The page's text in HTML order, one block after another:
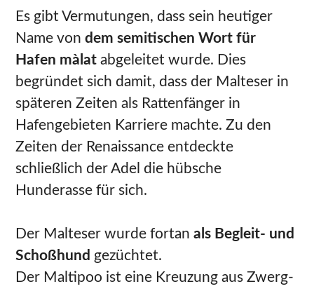
Es gibt Vermutungen, dass sein heutiger
Name von dem semitischen Wort für
Hafen màlat abgeleitet wurde. Dies
begründet sich damit, dass der Malteser in
späteren Zeiten als Rattenfänger in
Hafengebieten Karriere machte. Zu den
Zeiten der Renaissance entdeckte
schließlich der Adel die hübsche
Hunderasse für sich.
Der Malteser wurde fortan als Begleit- und
Schoßhund gezüchtet.
Der Maltipoo ist eine Kreuzung aus Zwerg-